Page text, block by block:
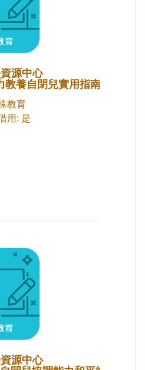
源中心
教養自閉兒實用指南
教育
用: 是
源中心